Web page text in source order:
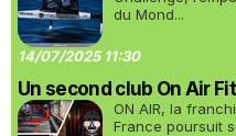
du Mond...
14/07/2025 11:30
Un second club On Air
ON AIR, la
France poursuit